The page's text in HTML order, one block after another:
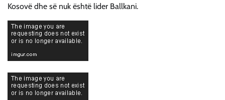
Kosovë dhe së nuk është lider Ballkani.